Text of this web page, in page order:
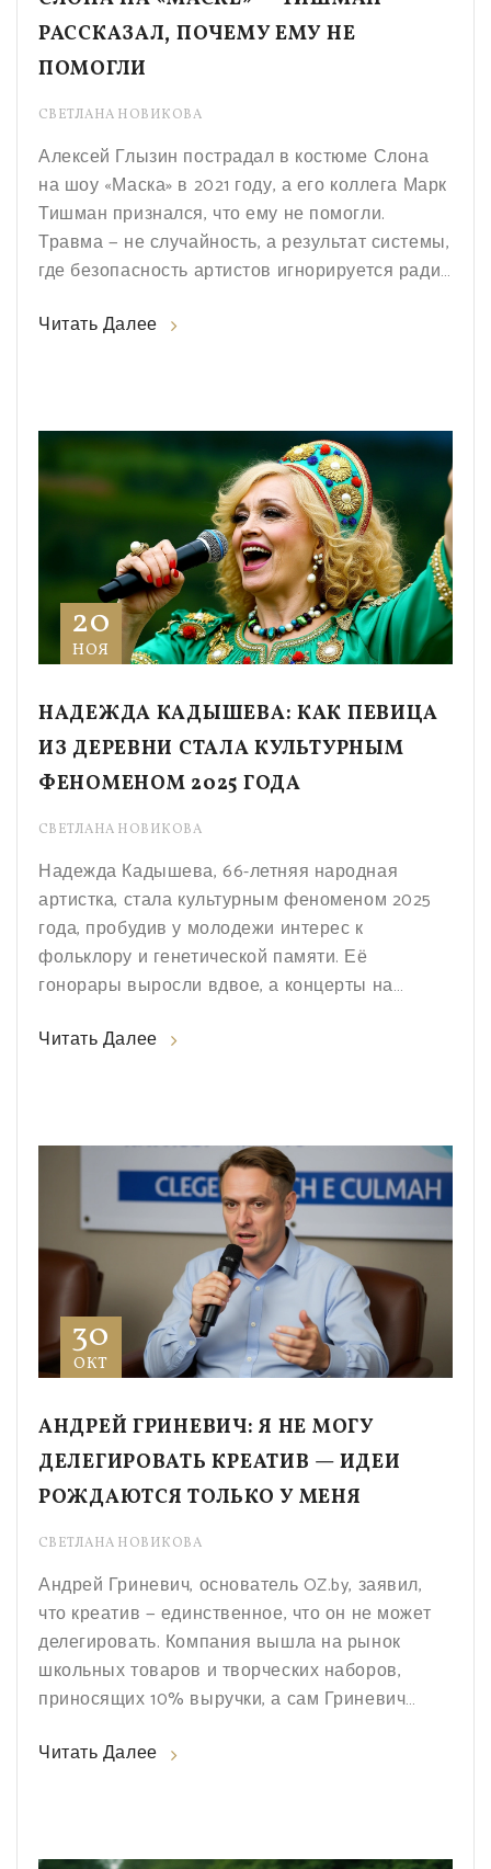
РАССКАЗАЛ, ПОЧЕМУ ЕМУ НЕ
ПОМОГЛИ
СВЕТЛАНА НОВИКОВА
Алексей Глызин пострадал в костюме Слона
на шоу «Маска» в 2021 году, а его коллега Марк
Тишман признался, что ему не помогли.
Травма — не случайность, а результат системы,
где безопасность артистов игнорируется ради
Читать Далее
20
НОЯ
НАДЕЖДА КАДЫШЕВА: КАК ПЕВИЦА
ИЗ ДЕРЕВНИ СТАЛА КУЛЬТУРНЫМ
ФЕНОМЕНОМ 2025 ГОДА
СВЕТЛАНА НОВИКОВА
Надежда Кадышева, 66-летняя народная
артистка, стала культурным феноменом 2025
года, пробудив у молодежи интерес к
фольклору и генетической памяти. Её
гонорары выросли вдвое, а концерты на
взрыв.
Читать Далее
30
ОКТ
АНДРЕЙ ГРИНЕВИЧ: Я НЕ МОГУ
ДЕЛЕГИРОВАТЬ КРЕАТИВ — ИДЕИ
РОЖДАЮТСЯ ТОЛЬКО У МЕНЯ
СВЕТЛАНА НОВИКОВА
Андрей Гриневич, основатель OZ.by, заявил,
что креатив — единственное, что он не может
делегировать. Компания вышла на рынок
школьных товаров и творческих наборов,
приносящих 10% выручки, а сам Гриневич
своих магазинах.
Читать Далее